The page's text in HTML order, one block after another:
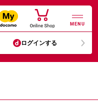
MENU
ログインする